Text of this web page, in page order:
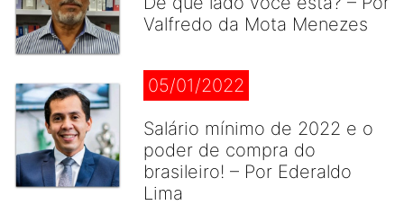
Valfredo da Mota Menezes
05/01/2022
Salário mínimo de 2022 e o
poder de compra do
brasileiro! – Por Ederaldo
Lima